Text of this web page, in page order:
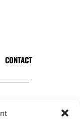
CONTACT
est